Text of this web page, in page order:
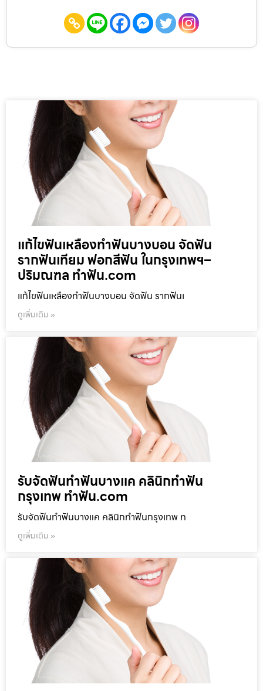
แก้ไขฟันเหลืองทำฟันบางบอน จัดฟัน
รากฟันเทียม ฟอกสีฟัน ในกรุงเทพฯ–
ปริมณฑล ทำฟัน.com
แก้ไขฟันเหลืองทำฟันบางบอน จัดฟัน รากฟันเ
ดูเพิ่มเติม »
รับจัดฟันทำฟันบางแค คลินิกทำฟัน
กรุงเทพ ทำฟัน.com
รับจัดฟันทำฟันบางแค คลินิกทำฟันกรุงเทพ ท
ดูเพิ่มเติม »